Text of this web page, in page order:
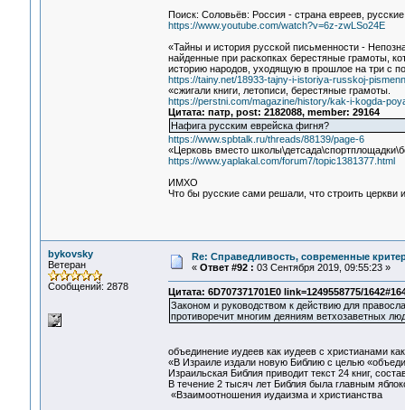
Поиск: Соловьёв: Россия - страна евреев, русские
https://www.youtube.com/watch?v=6z-zwLSo24E
«Тайны и история русской письменности -
найденные при раскопках берестяные грамоты,
историю народов, уходящую в прошлое на три с
https://tainy.net/18933-tajny-i-istoriya-russkoj-
«сжигали книги, летописи, берестяные грамоты.
https://perstni.com/magazine/history/kak-i-kogda-
Цитата: патр, post: 2182088, member: 29164
Нафига русским еврейска фигня?
https://www.spbtalk.ru/threads/88139/page-6
«Церковь вместо
https://www.yaplakal.com/forum7/topic1381377.html
ИМХО
Что бы русские сами решали, что строить
bykovsky
Ветеран
Сообщений: 2878
Re: Справедливость, современные
« Ответ #92 : 03 Сентября 2019, 09:55:23 »
Цитата: 6D707371701E0 link=1249558775/
Законом и руководством к действию для
противоречит многим деяниям ветхозаветных
объединение иудеев как иудеев с христианами
«В Израиле издали новую Библию с целью
Израильская Библия приводит текст 24 книг,
В течение 2 тысяч лет Библия была главным
«Взаимоотношения иудаизма и христианства